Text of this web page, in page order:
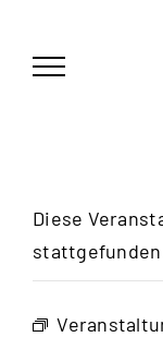
springen
Diese